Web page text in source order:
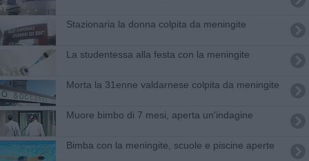
Stazionaria la donna colpita da meningite
La studentessa alla festa con la meningite
Morta la 31enne valdarnese colpita da meningite
Muore bimbo di 7 mesi, aperta un'indagine
Bimba con la meningite, scuole e piscine aperte